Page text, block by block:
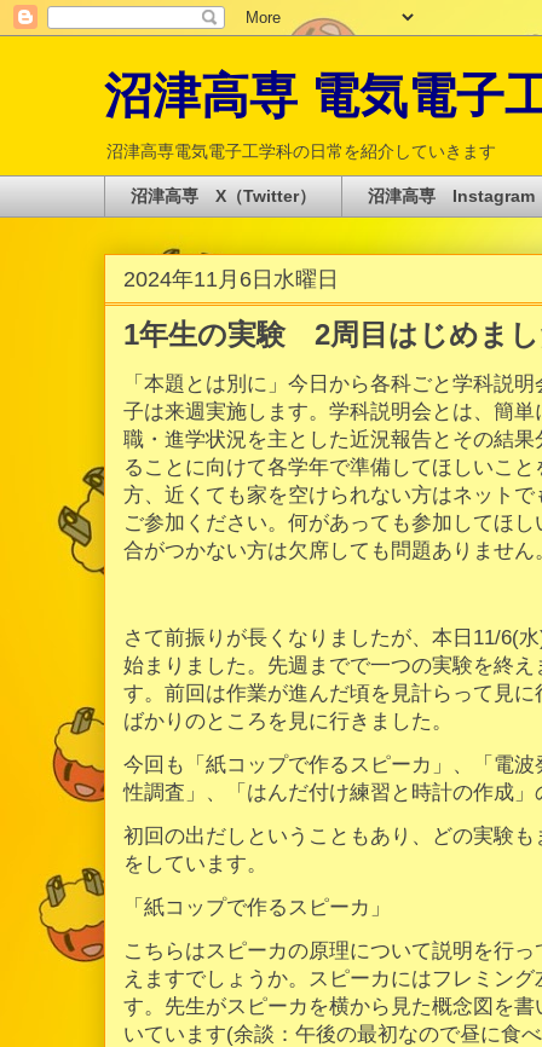
沼津高専 電気電子
沼津高専電気電子工学科の日常を紹介していきます
沼津高専 X（Twitter） 沼津高専 Instagram
2024年11月6日水曜日
1年生の実験 2周目はじめま
「本題とは別に」今日から各科ごと学科説
子は来週実施します。学科説明会とは、簡
職・進学状況を主とした近況報告とその結
ることに向けて各学年で準備してほしいこ
方、近くても家を空けられない方はネット
ご参加ください。何があっても参加してほ
合がつかない方は欠席しても問題ありません
さて前振りが長くなりましたが、本日11/6(
始まりました。先週までで一つの実験を終
す。前回は作業が進んだ頃を見計らって見
ばかりのところを見に行きました。
今回も「紙コップで作るスピーカ」、「電
性調査」、「はんだ付け練習と時計の作成
初回の出だしということもあり、どの実験
をしています。
「紙コップで作るスピーカ」
こちらはスピーカの原理について説明を行
えますでしょうか。スピーカにはフレミン
す。先生がスピーカを横から見た概念図を
いています(余談：午後の最初なので昼に食